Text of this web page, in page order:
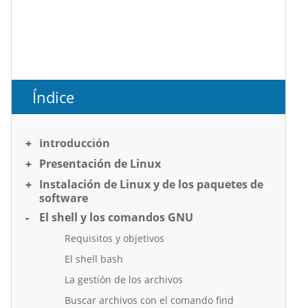
Índice
Introducción
Presentación de Linux
Instalación de Linux y de los paquetes de
software
El shell y los comandos GNU
Requisitos y objetivos
El shell bash
La gestión de los archivos
Buscar archivos con el comando find